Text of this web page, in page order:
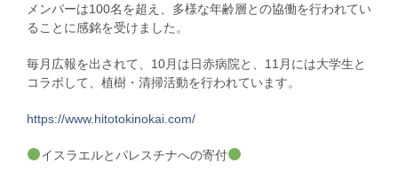
メンバーは100名を超え、多様な年齢層との協働を行われてい
ることに感銘を受けました。
毎月広報を出されて、10月は日赤病院と、11月には大学生と
コラボして、植樹・清掃活動を行われています。
https://www.hitotokinokai.com/
イスラエルとパレスチナへの寄付